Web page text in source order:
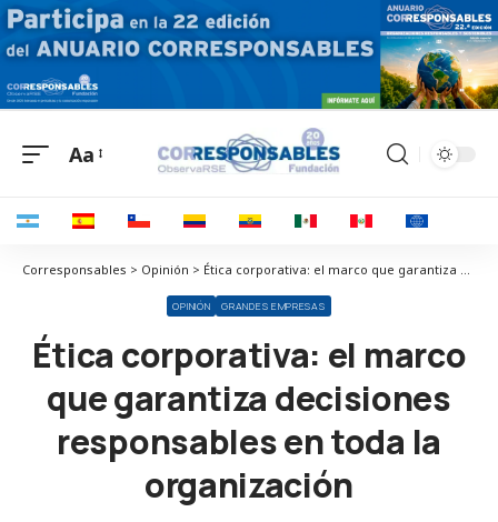
Aa
Corresponsables > Opinión > Ética corporativa: el marco que garantiza decisiones responsables en toda la organización
OPINIÓN GRANDES EMPRESAS
Ética corporativa: el marco
que garantiza decisiones
responsables en toda la
organización